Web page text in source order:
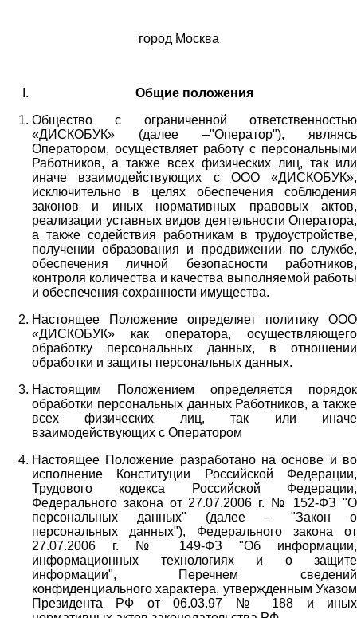
город Москва
Общие положения
Общество с ограниченной ответственностью
«ДИСКОБУК» (далее –"Оператор"), являясь
Оператором, осуществляет работу с персональными
Работников, а также всех физических лиц, так или
иначе взаимодействующих с ООО «ДИСКОБУК»,
исключительно в целях обеспечения соблюдения
законов и иных нормативных правовых актов,
реализации уставных видов деятельности Оператора,
а также содействия работникам в трудоустройстве,
получении образования и продвижении по службе,
обеспечения личной безопасности работников,
контроля количества и качества выполняемой работы
и обеспечения сохранности имущества.
Настоящее Положение определяет политику ООО
«ДИСКОБУК» как оператора, осуществляющего
обработку персональных данных, в отношении
обработки и защиты персональных данных.
Настоящим Положением определяется порядок
обработки персональных данных Работников, а также
всех физических лиц, так или иначе
взаимодействующих с Оператором
Настоящее Положение разработано на основе и во
исполнение Конституции Российской Федерации,
Трудового кодекса Российской Федерации,
Федерального закона от 27.07.2006 г. № 152-ФЗ "О
персональных данных" (далее – "Закон о
персональных данных"), Федерального закона от
27.07.2006 г. № 149-ФЗ "Об информации,
информационных технологиях и о защите
информации", Перечнем сведений
конфиденциального характера, утвержденным Указом
Президента РФ от 06.03.97 № 188 и иных